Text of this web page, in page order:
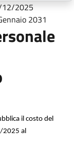
2025
2031
il costo del
2025 al